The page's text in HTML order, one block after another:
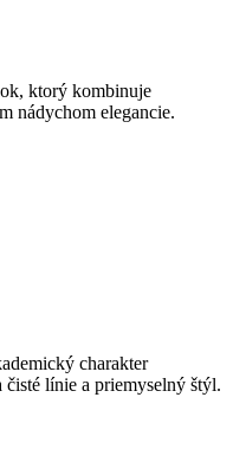
ktorý kombinuje
nádychom elegancie.
charakter
línie a priemyselný štýl.